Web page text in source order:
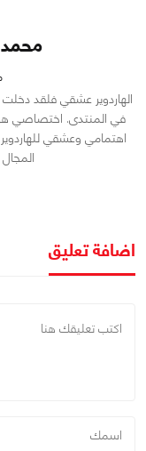
في المنتدى. اختصاصي هو
اهتمامي وعشقي
اضافة تعليق